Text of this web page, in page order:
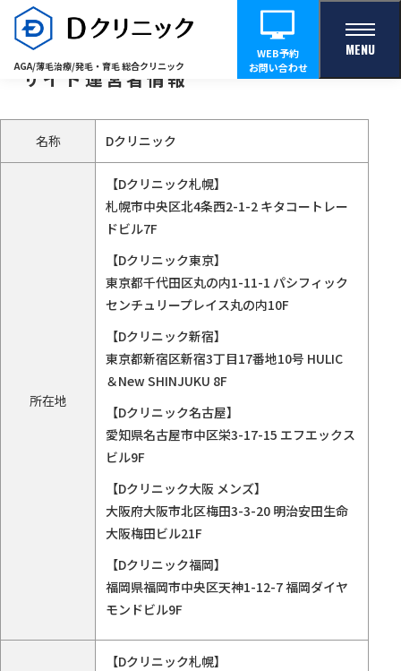
AGA/薄毛治療/発毛・育毛 総合クリニック
WEB予約
お問い合わせ
MENU
サイト運営者情報
名称 Dクリニック
所在地
【Dクリニック札幌】
札幌市中央区北4条西2-1-2 キタコートレー
ドビル7F
【Dクリニック東京】
東京都千代田区丸の内1-11-1 パシフィック
センチュリープレイス丸の内10F
【Dクリニック新宿】
東京都新宿区新宿3丁目17番地10号 HULIC
＆New SHINJUKU 8F
【Dクリニック名古屋】
愛知県名古屋市中区栄3-17-15 エフエックス
ビル9F
【Dクリニック大阪 メンズ】
大阪府大阪市北区梅田3-3-20 明治安田生命
大阪梅田ビル21F
【Dクリニック福岡】
福岡県福岡市中央区天神1-12-7 福岡ダイヤ
モンドビル9F
【Dクリニック札幌】